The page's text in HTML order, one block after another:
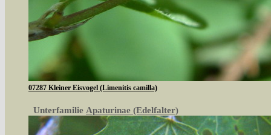
07287 Kleiner Eisvogel (Limenitis camilla)
Unterfamilie Apaturinae (Edelfalter)